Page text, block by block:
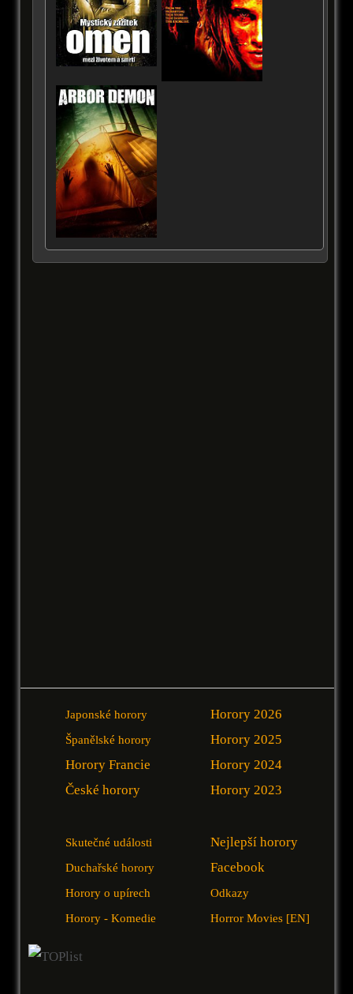
Japonské horory
Španělské horory
Horory Francie
České horory
Horory 2026
Horory 2025
Horory 2024
Horory 2023
Skutečné události
Duchařské horory
Horory o upírech
Horory - Komedie
Nejlepší horory
Facebook
Odkazy
Horror Movies [EN]